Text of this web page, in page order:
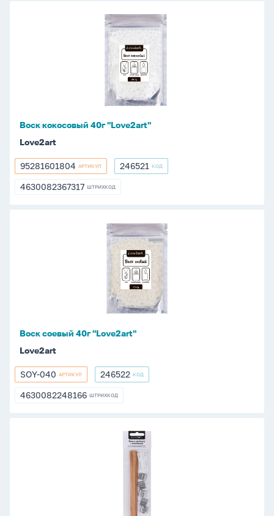
Воск кокосовый 40г "Love2art"
Love2art
95281601804
95281601804 АРТИКУЛ 246521
246521 КОД
4630082367317
4630082367317 ШТРИХКОД
Воск соевый 40г "Love2art"
Love2art
SOY-
040
SOY-040 АРТИКУЛ 246522
246522 КОД
4630082248166
4630082248166 ШТРИХКОД